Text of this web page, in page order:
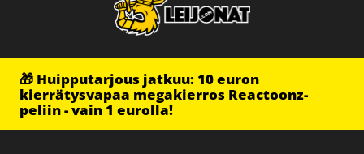
🎁 Huipputarjous jatkuu: 10 euron
kierrätysvapaa megakierros Reactoonz-
peliin - vain 1 eurolla!